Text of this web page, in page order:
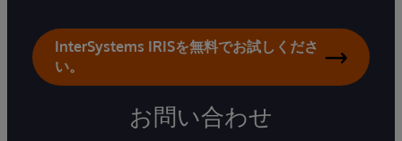
InterSystems IRISを無料でお試しくださ
い。
お問い合わせ